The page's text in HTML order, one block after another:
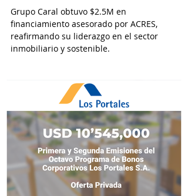
Grupo Caral obtuvo $2.5M en
financiamiento asesorado por ACRES,
reafirmando su liderazgo en el sector
inmobiliario y sostenible.